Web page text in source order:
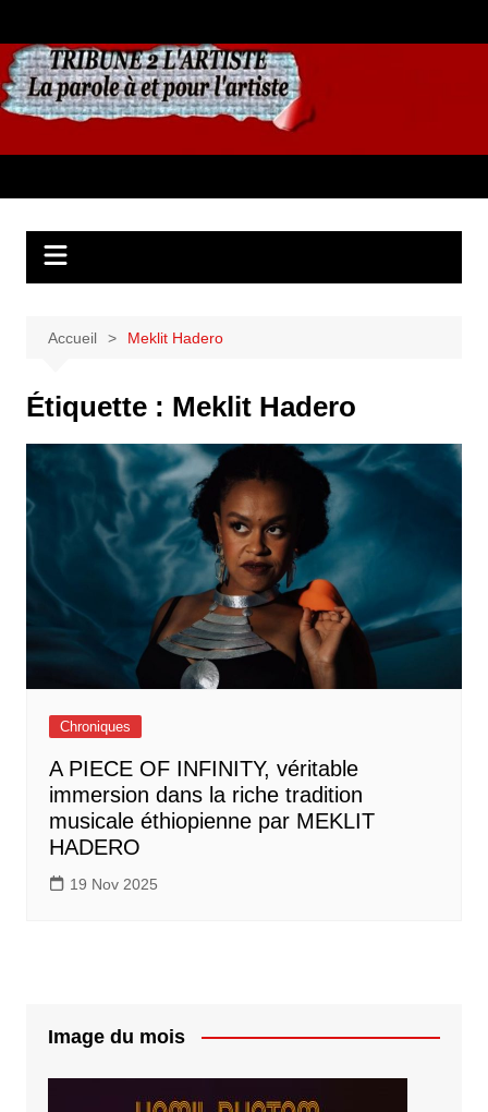
au
contenu
Accueil Meklit Hadero
Étiquette : Meklit Hadero
Chroniques
A PIECE OF INFINITY, véritable
immersion dans la riche tradition
musicale éthiopienne par MEKLIT
HADERO
19 Nov 2025
Image du mois